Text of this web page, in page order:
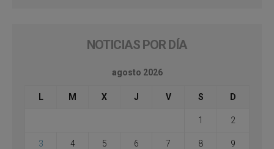
NOTICIAS POR DÍA
agosto 2026
L M X J V S D
1 2
3 4 5 6 7 8 9